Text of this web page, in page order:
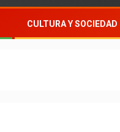
CULTURA Y SOCIEDAD